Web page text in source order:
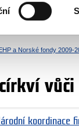
LIDSKÁ PRÁVA
EHP a Norské fondy 2009-
koordinace